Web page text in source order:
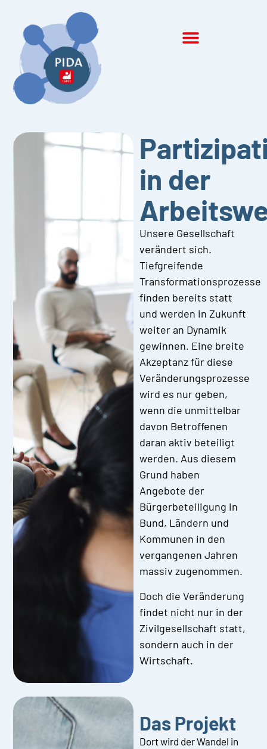
in der
Unsere Gesellschaft
verändert sich.
Tiefgreifende
Transformationsprozesse
finden bereits statt
und werden in Zukunft
weiter an Dynamik
gewinnen. Eine breite
Akzeptanz für diese
Veränderungsprozesse
wird es nur geben,
wenn die unmittelbar
davon Betroffenen
daran aktiv beteiligt
werden. Aus diesem
Grund haben
Angebote der
Bürgerbeteiligung in
Bund, Ländern und
Kommunen in den
vergangenen Jahren
massiv zugenommen.
Doch die Veränderung
findet nicht nur in der
Zivilgesellschaft statt,
sondern auch in der
Wirtschaft.
Das Projekt
Dort wird der Wandel in